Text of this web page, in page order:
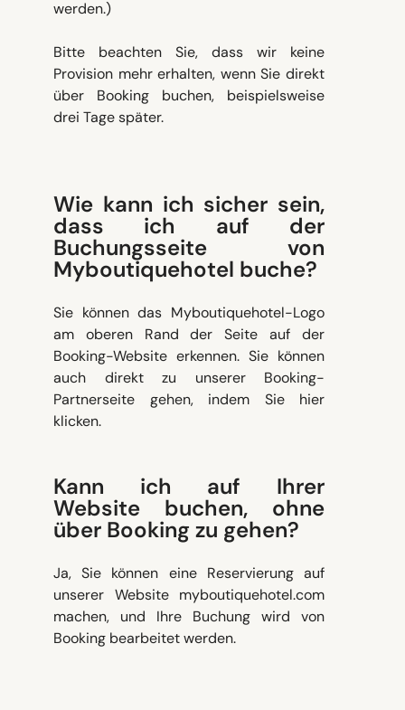
werden.)
Bitte beachten Sie, dass wir keine
Provision mehr erhalten, wenn Sie direkt
über Booking buchen, beispielsweise
drei Tage später.
Wie kann ich sicher sein,
dass ich auf der
Buchungsseite von
Myboutiquehotel buche?
Sie können das Myboutiquehotel-Logo
am oberen Rand der Seite auf der
Booking-Website erkennen. Sie können
auch direkt zu unserer Booking-
Partnerseite gehen, indem Sie hier
klicken.
Kann ich auf Ihrer
Website buchen, ohne
über Booking zu gehen?
Ja, Sie können eine Reservierung auf
unserer Website myboutiquehotel.com
machen, und Ihre Buchung wird von
Booking bearbeitet werden.